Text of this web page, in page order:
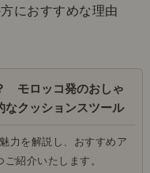
におすすめな理由
モロッコ発のおしゃ
なクッションスツール
魅力を解説し、おすすめア
ご紹介いたします。